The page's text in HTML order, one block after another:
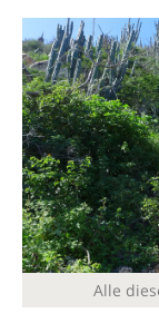
Alle